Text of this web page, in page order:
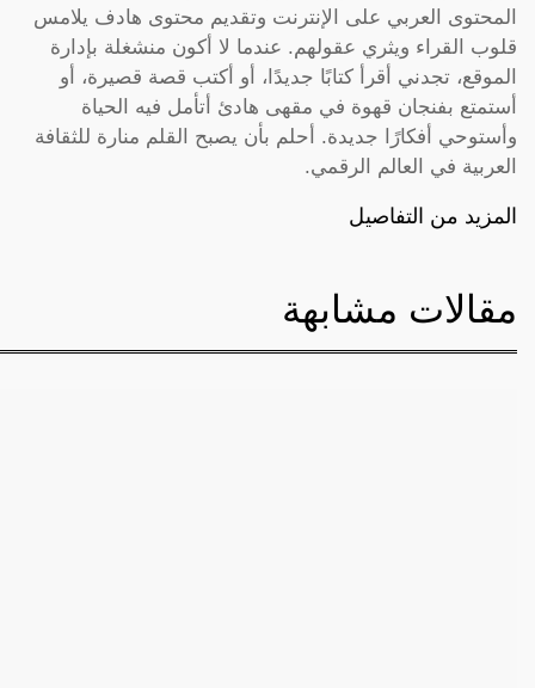
المحتوى العربي على الإنترنت وتقديم محتوى هادف يلامس
قلوب القراء ويثري عقولهم. عندما لا أكون منشغلة بإدارة
الموقع، تجدني أقرأ كتابًا جديدًا، أو أكتب قصة قصيرة، أو
أستمتع بفنجان قهوة في مقهى هادئ أتأمل فيه الحياة
وأستوحي أفكارًا جديدة. أحلم بأن يصبح القلم منارة للثقافة
العربية في العالم الرقمي.
المزيد من التفاصيل
مقالات مشابهة